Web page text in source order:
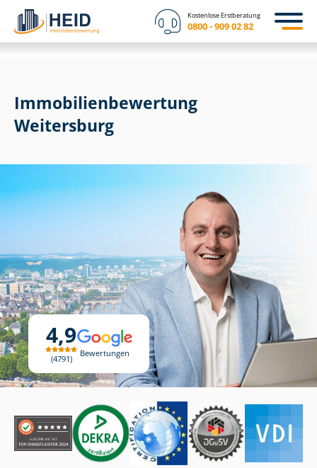
Kostenlose Erstberatung
0800 - 909 02 82
4,9
4791
Bewertungen
Immobilien­bewertung
Weitersburg